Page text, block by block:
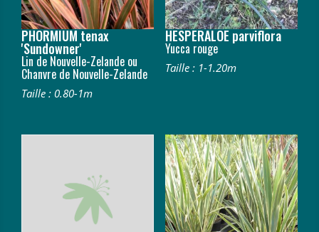
PHORMIUM tenax
'Sundowner'
Lin de Nouvelle-Zelande ou
Chanvre de Nouvelle-Zelande
Taille : 0.80-1m
HESPERALOE parviflora
Yucca rouge
Taille : 1-1.20m